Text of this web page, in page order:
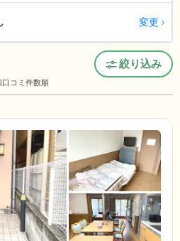
変更
絞り込み
口コミ件数順